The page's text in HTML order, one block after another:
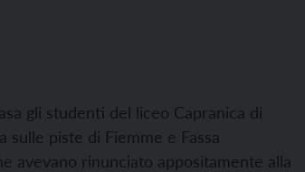
gli studenti del liceo Capranica di
sulle piste di Fiemme e Fassa
avevano rinunciato appositamente alla